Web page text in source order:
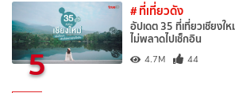
5
# ที่เที่ยวดัง
อัปเดต 35 ที่เที่ยวเชียง
ไม่พลาดไปเช็กอิน
4.7M 44